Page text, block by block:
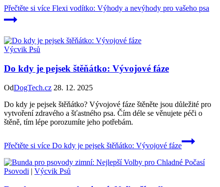
Přečtěte si více Flexi vodítko: Výhody a nevýhody pro vašeho psa
Výcvik Psů
Do kdy je pejsek štěňátko: Vývojové fáze
OdDogTech.cz 28. 12. 2025
Do kdy je pejsek štěňátko? Vývojové fáze štěněte jsou důležité pro
vytvoření zdravého a šťastného psa. Čím déle se věnujete péči o
štěně, tím lépe porozumíte jeho potřebám.
Přečtěte si více Do kdy je pejsek štěňátko: Vývojové fáze
Psovodi | Výcvik Psů